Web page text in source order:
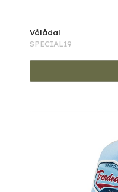
Vålådal
SPECIAL19